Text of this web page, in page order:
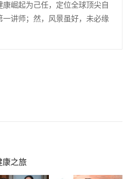
康崛起为己任，定位全球顶尖自
一讲师；然，风景虽好，未必缘
康之旅